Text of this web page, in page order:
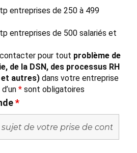
entreprises de 250 à 499
entreprises de 500 salariés et
pour tout problème de
de la DSN, des processus RH
autres) dans votre entreprise
* sont obligatoires
*